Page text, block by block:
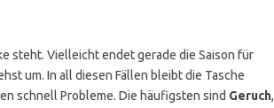
steht. Vielleicht endet gerade die Saison für
um. In all diesen Fällen bleibt die Tasche
schnell Probleme. Die häufigsten sind Geruch,